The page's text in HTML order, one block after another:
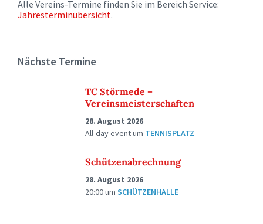
Alle Vereins-Termine finden Sie im Bereich Service:
Jahresterminübersicht.
Nächste Termine
TC Störmede –
Vereinsmeisterschaften
28. August 2026
All-day eventum TENNISPLATZ
Schützenabrechnung
28. August 2026
20:00um SCHÜTZENHALLE